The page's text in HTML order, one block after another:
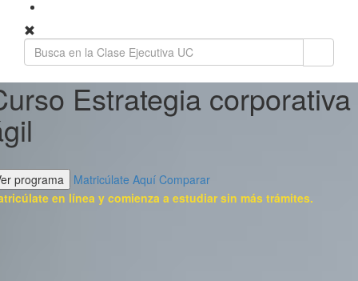
Estrategia corporativa
programa Matricúlate Aquí Comparar
en línea y comienza a estudiar sin más trámites.